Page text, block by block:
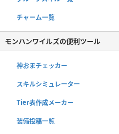
チャーム一覧
モンハンワイルズの便利ツール
神おまチェッカー
スキルシミュレーター
Tier表作成メーカー
装備投稿一覧